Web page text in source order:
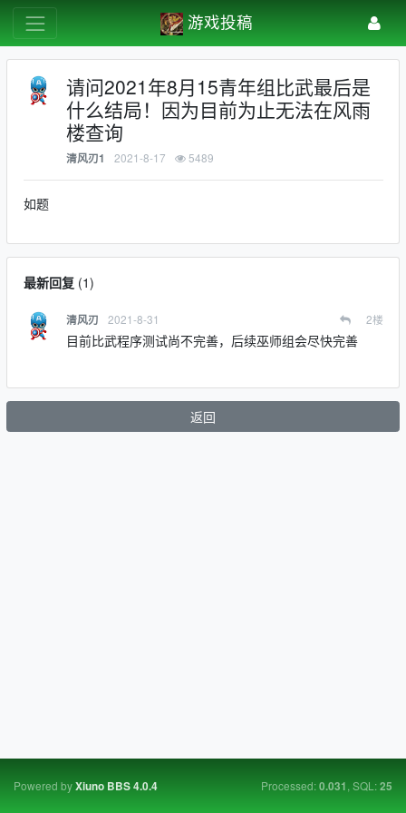
游戏投稿
请问2021年8月15青年组比武最后是
什么结局！因为目前为止无法在风雨
楼查询
清风刃1 2021-8-17 5489
如题
最新回复(1)
清风刃 2021-8-31 2楼
目前比武程序测试尚不完善，后续巫师组会尽快完善
返回
Powered byXiuno BBS4.0.4 Processed:0.031, SQL:25